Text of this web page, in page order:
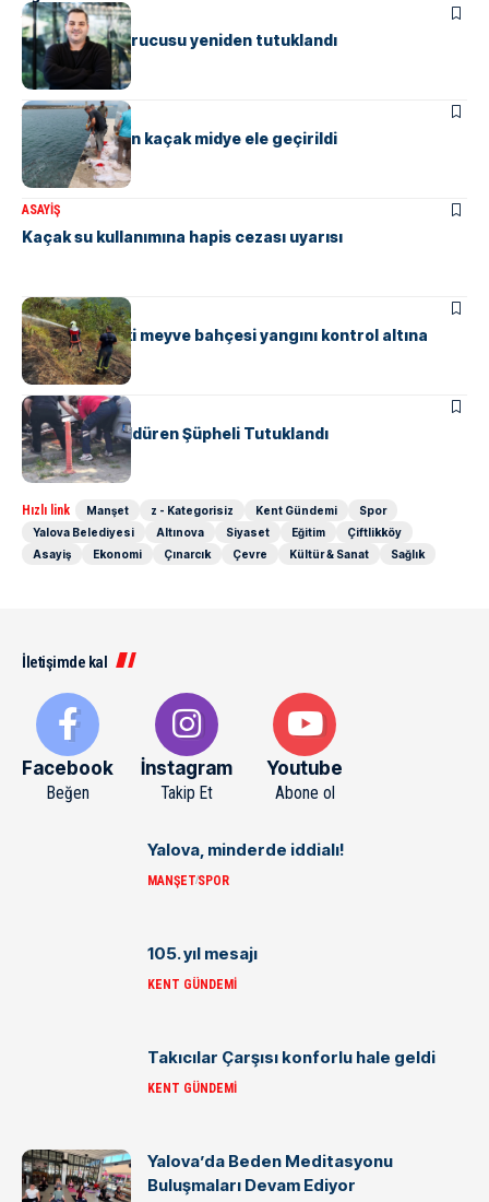
ASAYIŞ
Papara’nın kurucusu yeniden tutuklandı
ASAYIŞ
Yalova’da 3 ton kaçak midye ele geçirildi
ASAYIŞ
Kaçak su kullanımına hapis cezası uyarısı
ASAYIŞ
Güneyköy’deki meyve bahçesi yangını kontrol altına
alındı
ASAYIŞ
Komşusunu Öldüren Şüpheli Tutuklandı
Hızlı link Manşet z - Kategorisiz Kent Gündemi
Spor
Yalova Belediyesi
Altınova Siyaset Eğitim
Çiftlikköy
Asayiş
Ekonomi Çınarcık Çevre Kültür & Sanat Sağlık
İletişimde kal
Facebook
Beğen
İnstagram
Takip Et
Youtube
Abone ol
Yalova, minderde iddialı!
MANŞETSPOR
105. yıl mesajı
KENT GÜNDEMI
Takıcılar Çarşısı konforlu hale geldi
KENT GÜNDEMI
Yalova’da Beden Meditasyonu
Buluşmaları Devam Ediyor